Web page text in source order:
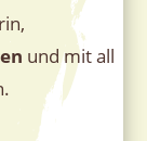
und mit all